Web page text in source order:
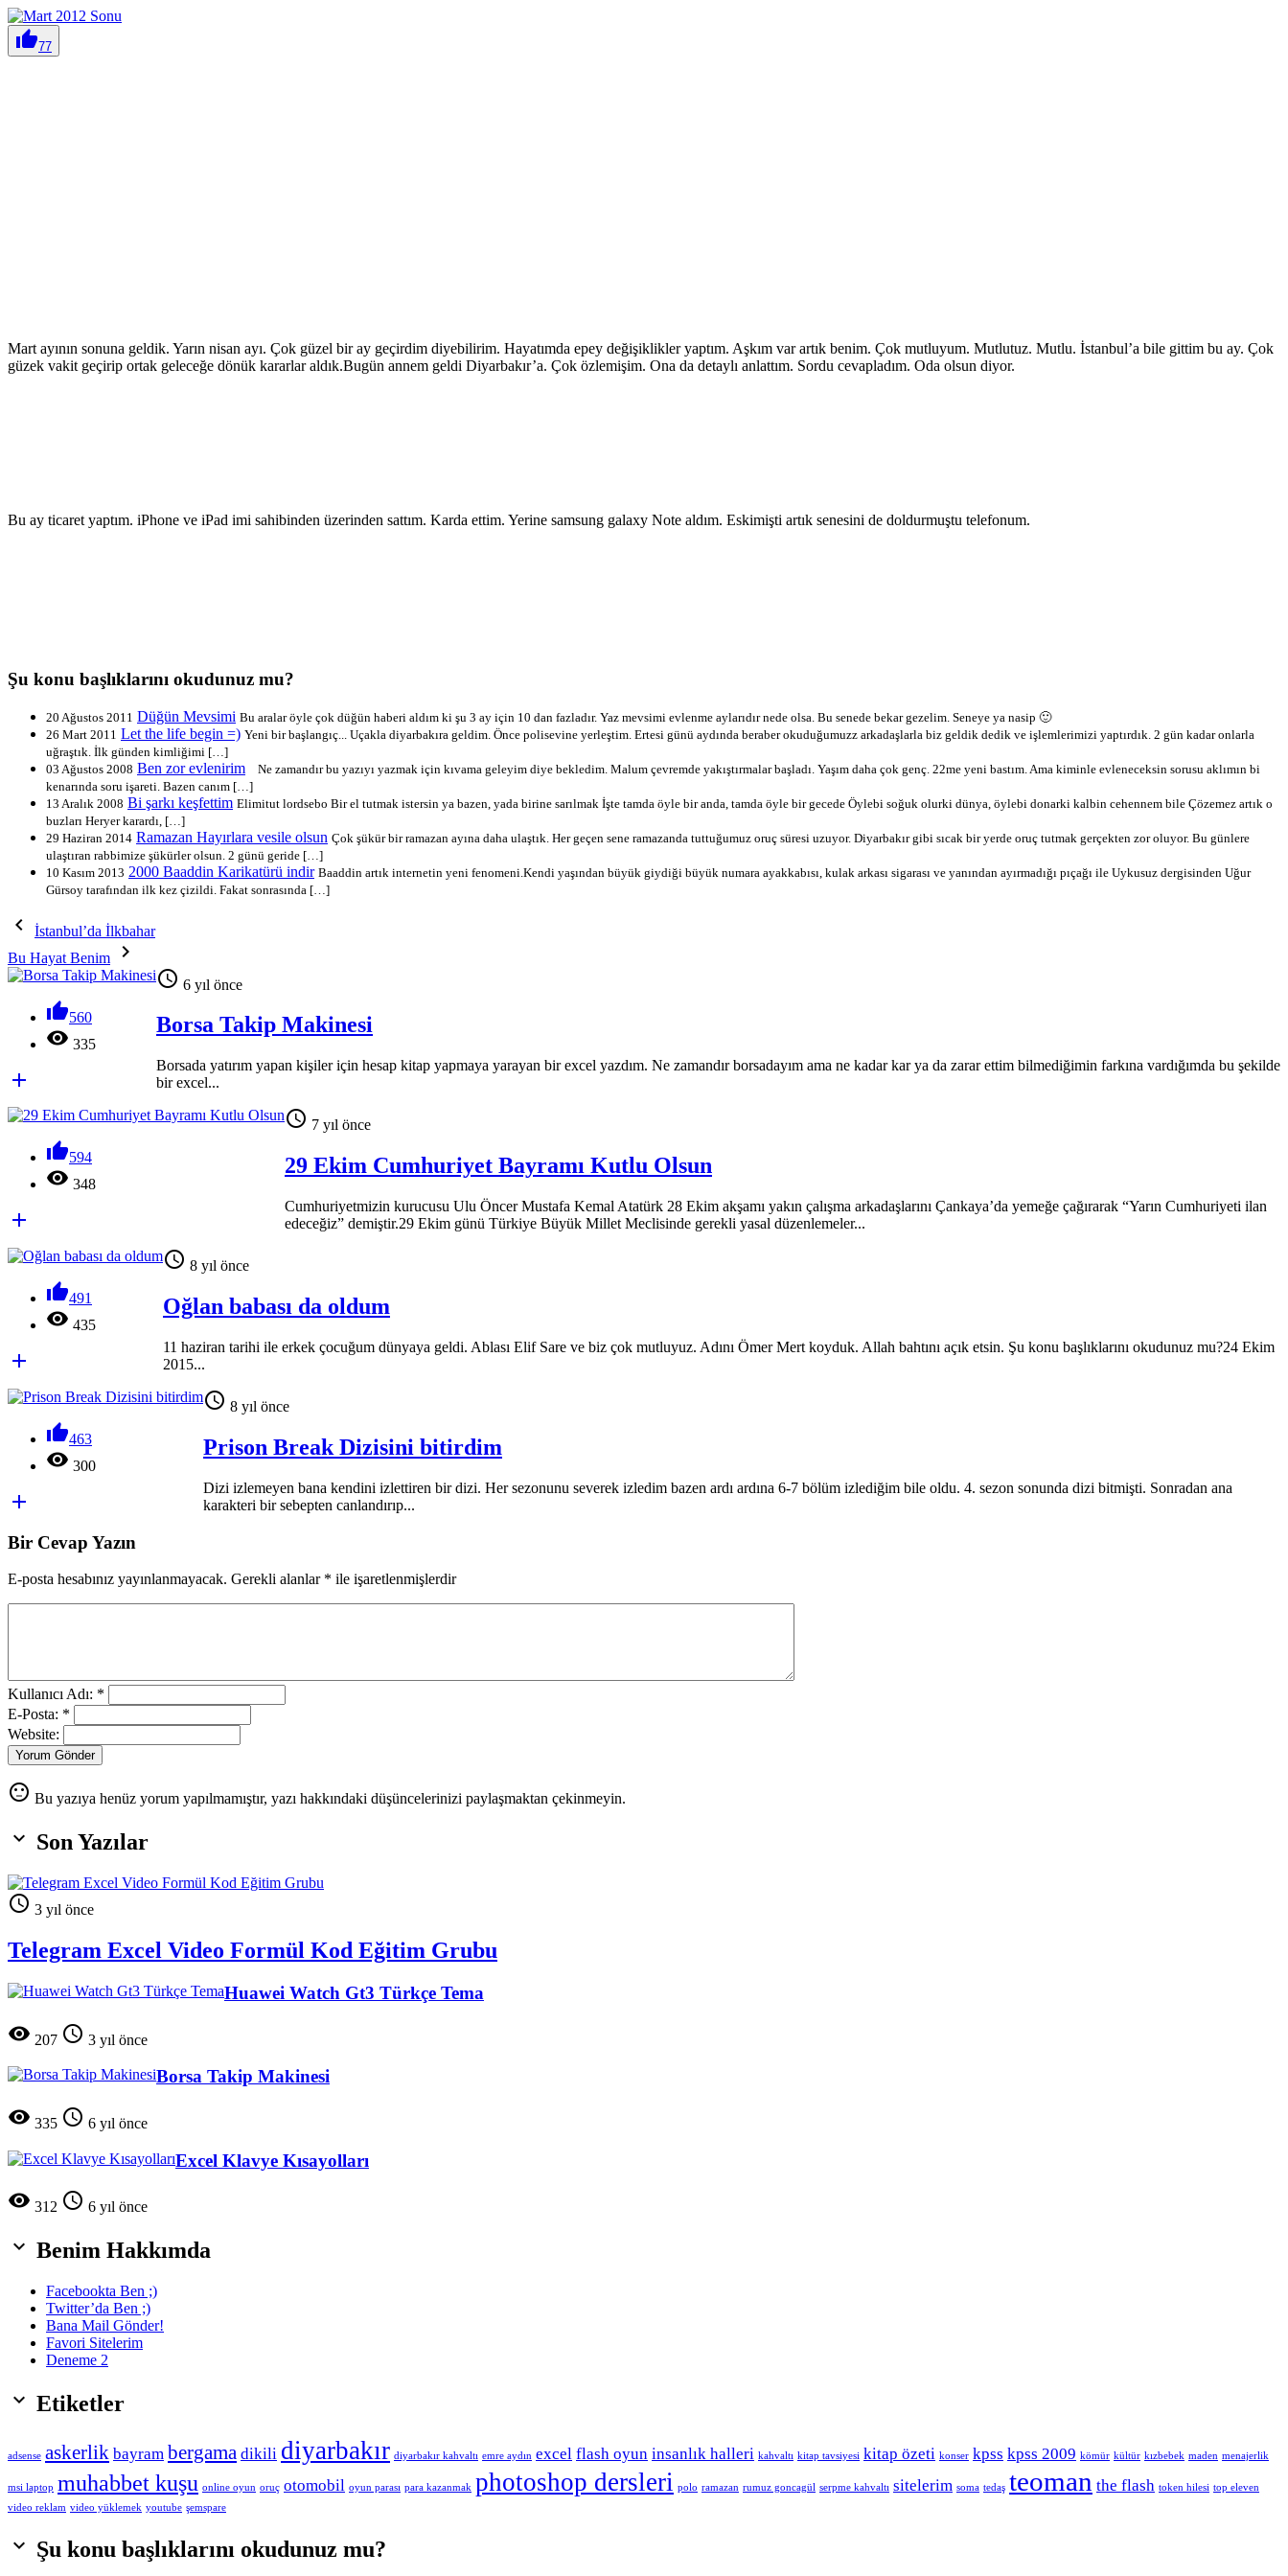
77
Mart ayının sonuna geldik. Yarın nisan ayı. Çok güzel bir ay geçirdim diyebilirim. Hayatımda epey değişiklikler yaptım. Aşkım var artık benim. Çok mutluyum. Mutlutuz. Mutlu. İstanbul’a bile gittim bu ay. Çok
güzek vakit geçirip ortak geleceğe dönük kararlar aldık.Bugün annem geldi Diyarbakır’a. Çok özlemişim. Ona da detaylı anlattım. Sordu cevapladım. Oda olsun diyor.
Bu ay ticaret yaptım. iPhone ve iPad imi sahibinden üzerinden sattım. Karda ettim. Yerine samsung galaxy Note aldım. Eskimişti artık senesini de doldurmuştu telefonum.
Şu konu başlıklarını okudunuz mu?
20 Ağustos 2011 Düğün Mevsimi Bu aralar öyle çok düğün haberi aldım ki şu 3 ay için 10 dan fazladır. Yaz mevsimi evlenme aylarıdır nede olsa. Bu senede bekar gezelim. Seneye ya nasip 🙂
26 Mart 2011 Let the life begin =) Yeni bir başlangıç... Uçakla diyarbakıra geldim. Önce polisevine yerleştim. Ertesi günü aydında beraber okuduğumuzz arkadaşlarla biz geldik dedik ve işlemlerimizi yaptırdık. 2 gün kadar onlarla
uğraştık. İlk günden kimliğimi […]
03 Ağustos 2008 Ben zor evlenirim
Ne zamandır bu yazıyı yazmak için kıvama geleyim diye bekledim. Malum çevremde yakıştırmalar başladı. Yaşım daha çok genç. 22me yeni bastım. Ama kiminle evleneceksin sorusu aklımın bi
kenarında soru işareti. Bazen canım […]
13 Aralık 2008 Bi şarkı keşfettim Elimitut lordsebo Bir el tutmak istersin ya bazen, yada birine sarılmak İşte tamda öyle bir anda, tamda öyle bir gecede Öylebi soğuk olurki dünya, öylebi donarki kalbin cehennem bile Çözemez artık o
buzları Heryer karardı, […]
29 Haziran 2014 Ramazan Hayırlara vesile olsun Çok şükür bir ramazan ayına daha ulaştık. Her geçen sene ramazanda tuttuğumuz oruç süresi uzuyor. Diyarbakır gibi sıcak bir yerde oruç tutmak gerçekten zor oluyor. Bu günlere
ulaştıran rabbimize şükürler olsun. 2 günü geride […]
10 Kasım 2013 2000 Baaddin Karikatürü indir Baaddin artık internetin yeni fenomeni.Kendi yaşından büyük giydiği büyük numara ayakkabısı, kulak arkası sigarası ve yanından ayırmadığı pıçağı ile Uykusuz dergisinden Uğur
Gürsoy tarafından ilk kez çizildi. Fakat sonrasında […]

İstanbul’da İlkbahar
Bu Hayat Benim

560
 335

 6 yıl önce
Borsa Takip Makinesi
Borsada yatırım yapan kişiler için hesap kitap yapmaya yarayan bir excel yazdım. Ne zamandır borsadayım ama ne kadar kar ya da zarar ettim bilmediğimin farkına vardığımda bu şekilde
bir excel...
594
 348

 7 yıl önce
29 Ekim Cumhuriyet Bayramı Kutlu Olsun
Cumhuriyetmizin kurucusu Ulu Öncer Mustafa Kemal Atatürk 28 Ekim akşamı yakın çalışma arkadaşlarını Çankaya’da yemeğe çağırarak “Yarın Cumhuriyeti ilan
edeceğiz” demiştir.29 Ekim günü Türkiye Büyük Millet Meclisinde gerekli yasal düzenlemeler...
491
 435

 8 yıl önce
Oğlan babası da oldum
11 haziran tarihi ile erkek çocuğum dünyaya geldi. Ablası Elif Sare ve biz çok mutluyuz. Adını Ömer Mert koyduk. Allah bahtını açık etsin. Şu konu başlıklarını okudunuz mu?24 Ekim
2015...
463
 300

 8 yıl önce
Prison Break Dizisini bitirdim
Dizi izlemeyen bana kendini izlettiren bir dizi. Her sezonunu severek izledim bazen ardı ardına 6-7 bölüm izlediğim bile oldu. 4. sezon sonunda dizi bitmişti. Sonradan ana
karakteri bir sebepten canlandırıp...
Bir Cevap Yazın
E-posta hesabınız yayınlanmayacak. Gerekli alanlar * ile işaretlenmişlerdir
Kullanıcı Adı: *
E-Posta: *
Website:
Yorum Gönder
sentiment_neutral Bu yazıya henüz yorum yapılmamıştır, yazı hakkındaki düşüncelerinizi paylaşmaktan çekinmeyin.
 Son Yazılar
 3 yıl önce
Telegram Excel Video Formül Kod Eğitim Grubu
Huawei Watch Gt3 Türkçe Tema
 207  3 yıl önce
Borsa Takip Makinesi
 335  6 yıl önce
Excel Klavye Kısayolları
 312  6 yıl önce
 Benim Hakkımda
Facebookta Ben ;)
Twitter’da Ben ;)
Bana Mail Gönder!
Favori Sitelerim
Deneme 2
 Etiketler
adsense askerlik bayram bergama dikili diyarbakır diyarbakır kahvaltı emre aydın excel flash oyun insanlık halleri kahvaltı kitap tavsiyesi kitap özeti konser kpss kpss 2009 kömür kültür kızbebek maden menajerlik
msi laptop muhabbet kuşu online oyun oruç otomobil oyun parası para kazanmak photoshop dersleri polo ramazan rumuz goncagül serpme kahvaltı sitelerim soma tedaş teoman the flash token hilesi top eleven
video reklam video yüklemek youtube şemspare
 Şu konu başlıklarını okudunuz mu?